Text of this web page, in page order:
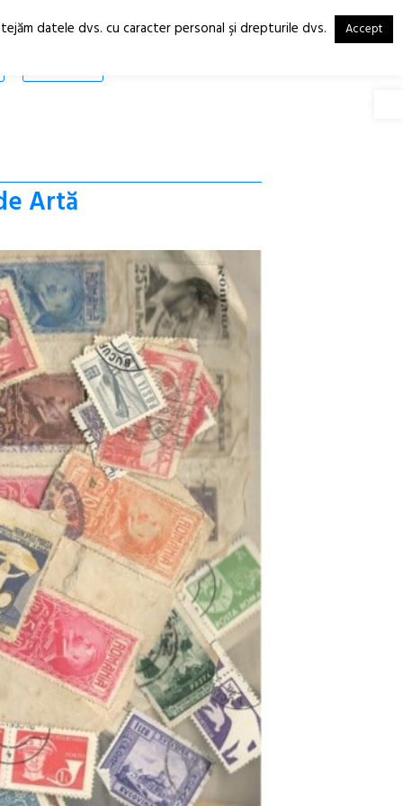
RO
EN
Artă
datele dvs. cu caracter personal şi drepturile dvs. Accept